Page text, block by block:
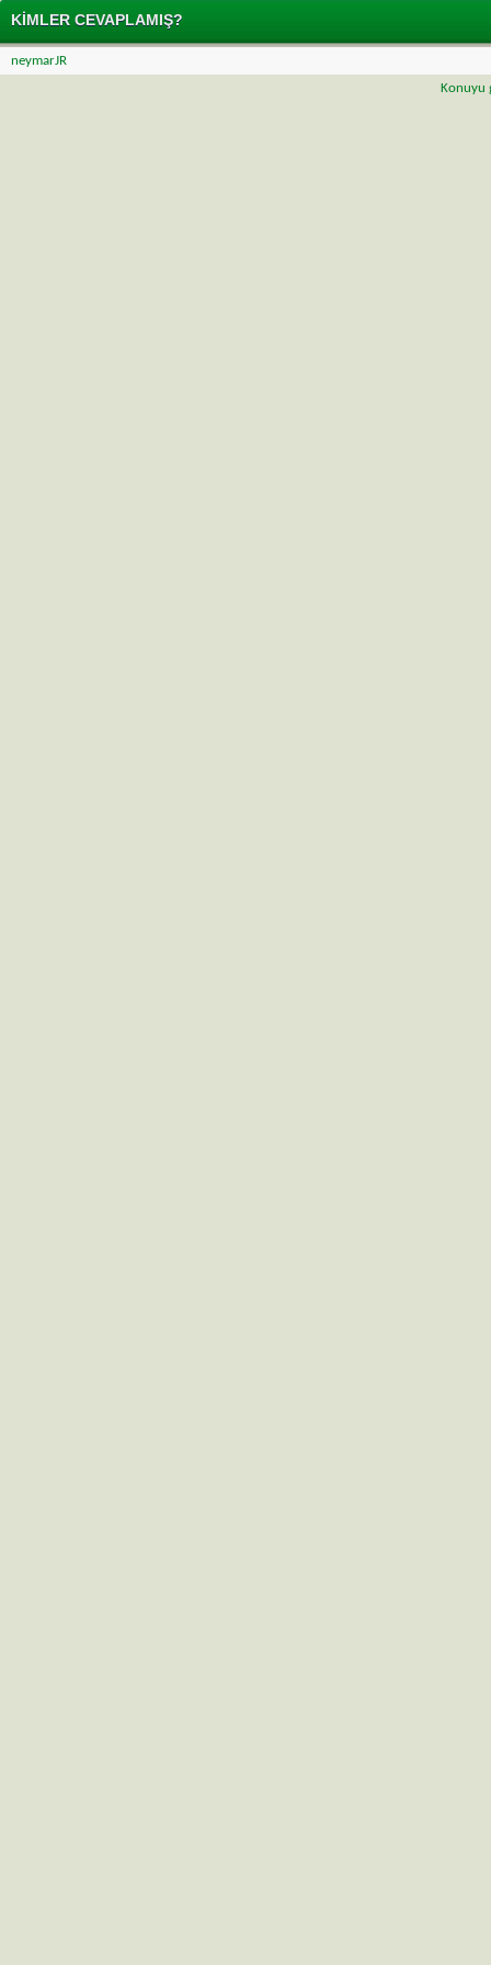
KIMLER CEVAPLAMIŞ?
neymarJR
Konuyu